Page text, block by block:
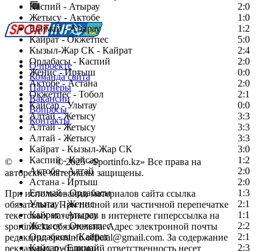
Каспий - Атырау
2:0
Жетысу - Актобе
1:0
Елимай - Атырау
1:2
Кайрат - Окжетпес
5:0
Кызыл-Жар СК - Кайрат
2:4
Ордабасы - Каспий
2:0
Женис - Иртыш
0:0
Актобе - Астана
2:0
Окжетпес - Тобол
2:1
Кайсар - Улытау
0:0
Алтай - Жетысу
3:3
Алтай - Жетысу
3:3
Алтай - Жетысу
3:3
Кайрат - Кызыл-Жар СК
3:0
Каспий - Кайсар
1:2
Актобе - Алтай
2:0
Астана - Иртыш
2:0
Елимай - Ордабасы
1:3
Улытау - Женис
2:1
Кайрат - Атырау
1:1
Жетысу - Окжетпес
2:2
Ордабасы - Кайрат
2:1
Кайсар - Елимай
2:3
Перейти на старый сайт
О проекте
Команда сайта
Партнеры
Вакансии
Вопросы
Контакты
© Copyright© 2025 «Sportinfo.kz» Все права на
авторские материалы защищены.
При использовании материалов сайта ссылка
обязательна. При полной или частичной перепечатке
текстовых материалов в интернете гиперссылка на
sportinfo.kz обязательна. Адрес электронной почты
редакции: sportinfo.official@gmail.com. За содержание
рекламных публикаций ответственность несет